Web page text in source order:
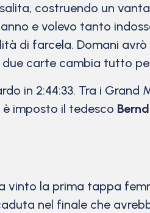
costruendo un
e volevo tanto
di farcela. Domani
carte cambia tutto
in 2:44:33. Tra i Grand
è imposto il tedesco
vinto la prima tappa
nel finale che